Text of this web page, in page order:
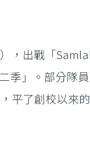
，出戰「
季」。部分隊
平了創校以來